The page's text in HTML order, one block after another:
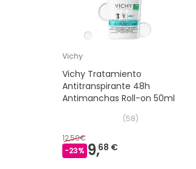
Vichy
Vichy Tratamiento
Antitranspirante 48h
Antimanchas Roll-on 50ml
(58)
12,50€
-23% 9,68 €